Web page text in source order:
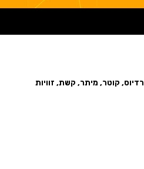
מיתר, קשת, זוויות